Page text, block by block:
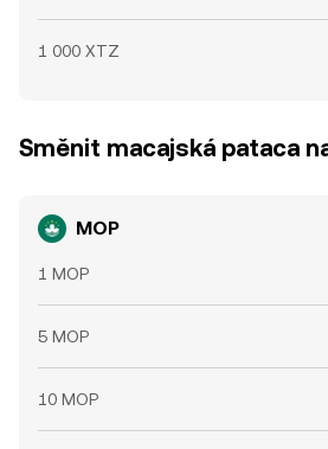
1 000 XTZ
Směnit macajská pataca
MOP
1 MOP
5 MOP
10 MOP